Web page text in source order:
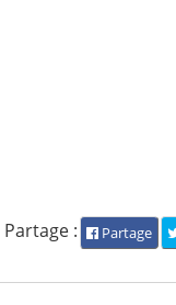
Partage
Partage :